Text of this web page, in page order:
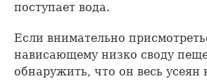
поступает вода.
Если внимательно
нависающему низко своду
обнаружить, что он весь